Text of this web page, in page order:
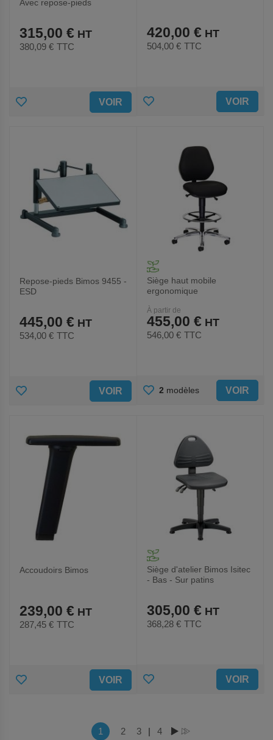
Avec repose-pieds
315,00 €
380,09 € TTC
AJOUTER VOIR
420,00 €
504,00 € TTC
AJOUTER VOIR
Repose-pieds Bimos 9455 -
ESD
445,00 €
534,00 € TTC
AJOUTER VOIR
Siège haut mobile
ergonomique
À partir de
455,00 €
546,00 € TTC
AJOUTER
2 modèles VOIR
Accoudoirs Bimos
239,00 €
287,45 € TTC
AJOUTER VOIR
Siège d'atelier Bimos Isitec
- Bas - Sur patins
305,00 €
368,28 € TTC
AJOUTER VOIR
PageVous lisez actuellement la page
1 Page
2 Page
3 | Page
4